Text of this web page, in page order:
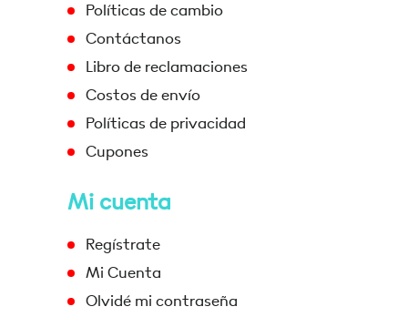
Políticas de cambio
Contáctanos
Libro de reclamaciones
Costos de envío
Políticas de privacidad
Cupones
Mi cuenta
Regístrate
Mi Cuenta
Olvidé mi contraseña